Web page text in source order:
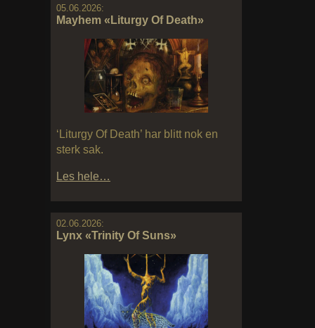
05.06.2026:
Mayhem «Liturgy Of Death»
‘Liturgy Of Death’ har blitt nok en
sterk sak.
Les hele…
02.06.2026:
Lynx «Trinity Of Suns»